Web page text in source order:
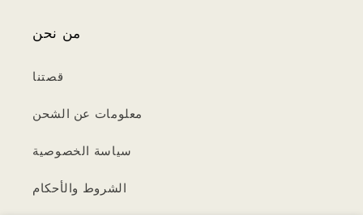
من نحن
قصتنا
معلومات عن الشحن
سياسة الخصوصية
الشروط والأحكام